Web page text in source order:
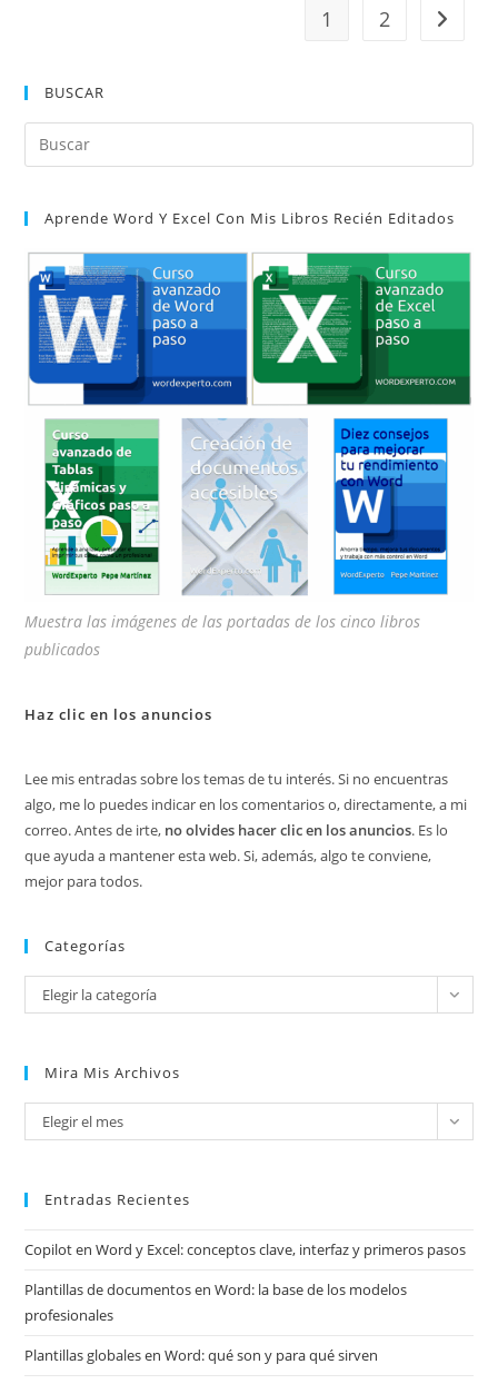
1 2 Ir a la
BUSCAR
Aprende Word Y Excel Con Mis Libros Recién Editados
Muestra las imágenes de las portadas de los cinco libros
publicados
Haz clic en los anuncios
Lee mis entradas sobre los temas de tu interés. Si no encuentras
algo, me lo puedes indicar en los comentarios o, directamente, a mi
correo. Antes de irte, no olvides hacer clic en los anuncios. Es lo
que ayuda a mantener esta web. Si, además, algo te conviene,
mejor para todos.
Categorías
Categorías
Elegir la categoría
Mira Mis Archivos
Mira
mis
Elegir el mes
Entradas Recientes
Copilot en Word y Excel: conceptos clave, interfaz y primeros pasos
Plantillas de documentos en Word: la base de los modelos
profesionales
Plantillas globales en Word: qué son y para qué sirven